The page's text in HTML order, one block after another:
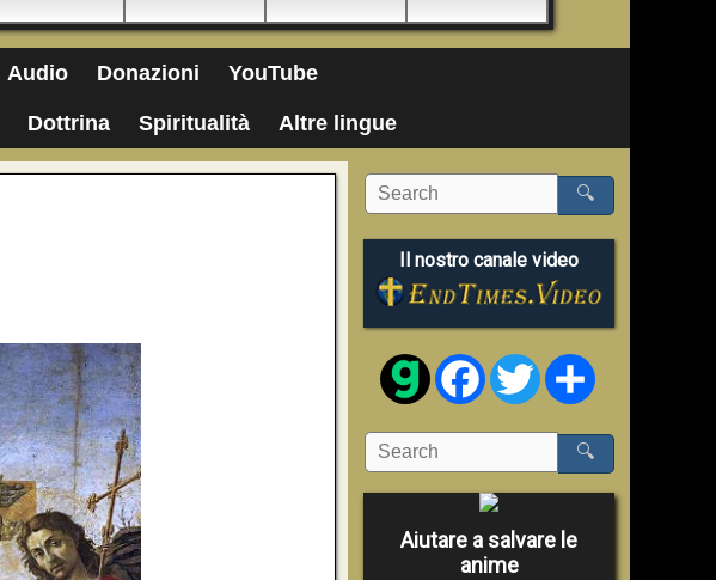
Audio Donazioni YouTube
Dottrina Spiritualità Altre lingue
🔍
Il nostro canale video
FacebookTwitter
🔍
Aiutare a salvare le
anime